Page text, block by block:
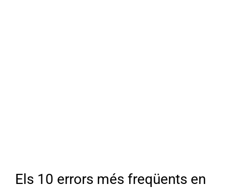
Els 10 errors més freqüents en